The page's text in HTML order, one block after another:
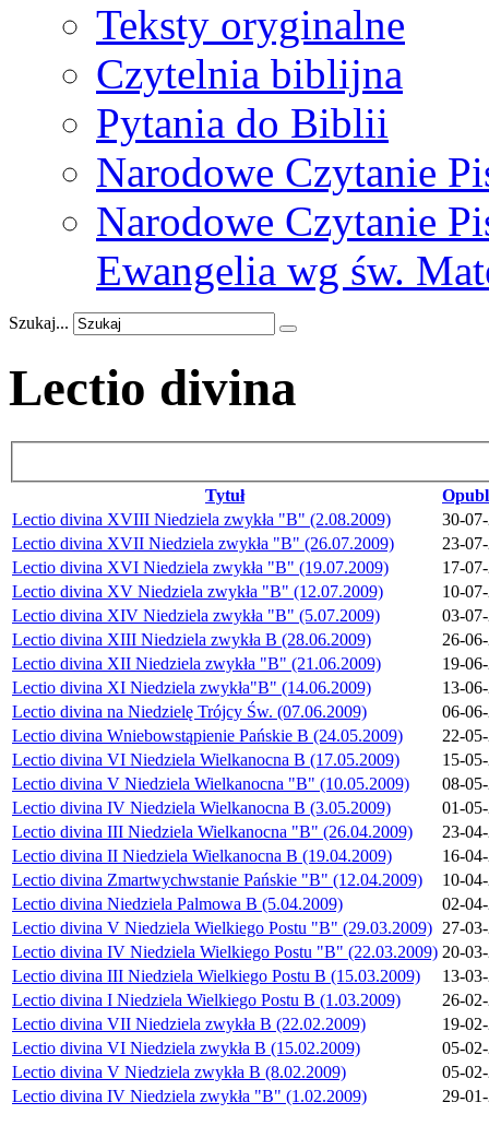
Teksty oryginalne
Czytelnia biblijna
Pytania do Biblii
Narodowe Czytanie
Narodowe Czytanie
Ewangelia wg św.
Szukaj...
Lectio divina
Tytuł
Lectio divina XVIII Niedziela zwykła "B" (2.08.2009)
30-
Lectio divina XVII Niedziela zwykła "B" (26.07.2009)
23-
Lectio divina XVI Niedziela zwykła "B" (19.07.2009)
17-
Lectio divina XV Niedziela zwykła "B" (12.07.2009)
10-
Lectio divina XIV Niedziela zwykła "B" (5.07.2009)
03-
Lectio divina XIII Niedziela zwykła B (28.06.2009)
26-
Lectio divina XII Niedziela zwykła "B" (21.06.2009)
19-
Lectio divina XI Niedziela zwykła"B" (14.06.2009)
13-
Lectio divina na Niedzielę Trójcy Św. (07.06.2009)
06-
Lectio divina Wniebowstąpienie Pańskie B (24.05.2009)
22-
Lectio divina VI Niedziela Wielkanocna B (17.05.2009)
15-
Lectio divina V Niedziela Wielkanocna "B" (10.05.2009)
08-
Lectio divina IV Niedziela Wielkanocna B (3.05.2009)
01-
Lectio divina III Niedziela Wielkanocna "B" (26.04.2009)
23-
Lectio divina II Niedziela Wielkanocna B (19.04.2009)
16-
Lectio divina Zmartwychwstanie Pańskie "B" (12.04.2009)
10-
Lectio divina Niedziela Palmowa B (5.04.2009)
02-
Lectio divina V Niedziela Wielkiego Postu "B" (29.03.2009) 27-
Lectio divina IV Niedziela Wielkiego Postu "B" (22.03.2009) 20-
Lectio divina III Niedziela Wielkiego Postu B (15.03.2009)
13-
Lectio divina I Niedziela Wielkiego Postu B (1.03.2009)
26-
Lectio divina VII Niedziela zwykła B (22.02.2009)
19-
Lectio divina VI Niedziela zwykła B (15.02.2009)
05-
Lectio divina V Niedziela zwykła B (8.02.2009)
05-
Lectio divina IV Niedziela zwykła "B" (1.02.2009)
29-